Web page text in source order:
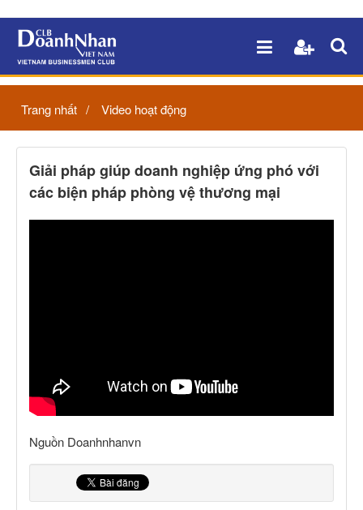
Trang nhất Video hoạt động
Giải pháp giúp doanh nghiệp ứng phó với
các biện pháp phòng vệ thương mại
Nguồn Doanhnhanvn